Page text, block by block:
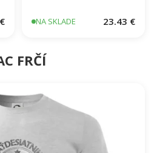
NA SKLADE 23.43 €
FRČÍ